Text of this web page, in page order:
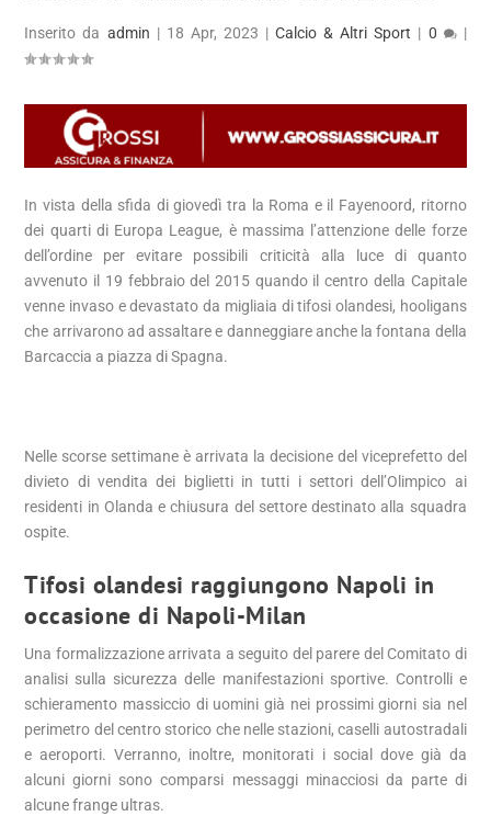
Inserito da admin | 18 Apr, 2023 |Calcio & Altri Sport | 0 |
In vista della sfida di giovedì tra la Roma e il Fayenoord, ritorno
dei quarti di Europa League, è massima l’attenzione delle forze
dell’ordine per evitare possibili criticità alla luce di quanto
avvenuto il 19 febbraio del 2015 quando il centro della Capitale
venne invaso e devastato da migliaia di tifosi olandesi, hooligans
che arrivarono ad assaltare e danneggiare anche la fontana della
Barcaccia a piazza di Spagna.
Nelle scorse settimane è arrivata la decisione del viceprefetto del
divieto di vendita dei biglietti in tutti i settori dell’Olimpico ai
residenti in Olanda e chiusura del settore destinato alla squadra
ospite.
Tifosi olandesi raggiungono Napoli in
occasione di Napoli-Milan
Una formalizzazione arrivata a seguito del parere del Comitato di
analisi sulla sicurezza delle manifestazioni sportive. Controlli e
schieramento massiccio di uomini già nei prossimi giorni sia nel
perimetro del centro storico che nelle stazioni, caselli autostradali
e aeroporti. Verranno, inoltre, monitorati i social dove già da
alcuni giorni sono comparsi messaggi minacciosi da parte di
alcune frange ultras.